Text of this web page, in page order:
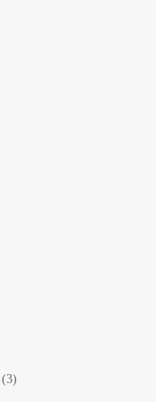
(3)